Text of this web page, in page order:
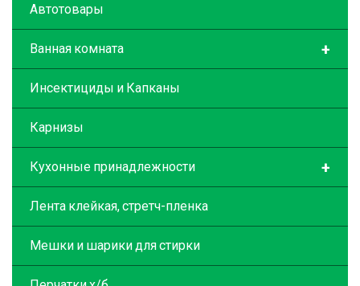
Автотовары
+
Ванная комната
Инсектициды и Капканы
Карнизы
+
Кухонные принадлежности
Лента клейкая, стретч-пленка
Мешки и шарики для стирки